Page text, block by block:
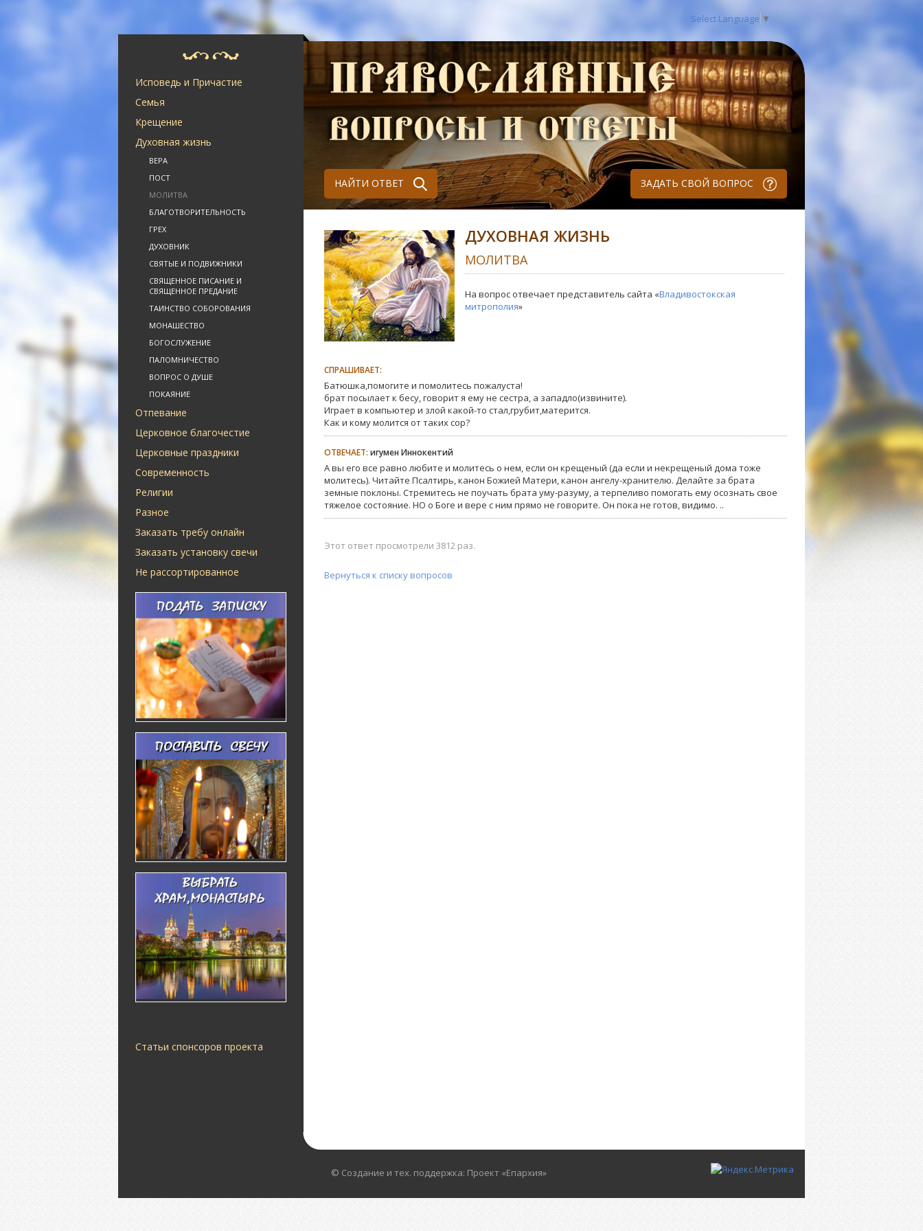
Select Language ▼
Исповедь и Причастие
Семья
Крещение
Духовная жизнь
ВЕРА
ПОСТ
МОЛИТВА
БЛАГОТВОРИТЕЛЬНОСТЬ
ГРЕХ
ДУХОВНИК
СВЯТЫЕ И ПОДВИЖНИКИ
СВЯЩЕННОЕ ПИСАНИЕ И
СВЯЩЕННОЕ ПРЕДАНИЕ
ТАИНСТВО СОБОРОВАНИЯ
МОНАШЕСТВО
БОГОСЛУЖЕНИЕ
ПАЛОМНИЧЕСТВО
ВОПРОС О ДУШЕ
ПОКАЯНИЕ
Отпевание
Церковное благочестие
Церковные праздники
Современность
Религии
Разное
Заказать требу онлайн
Заказать установку свечи
Не рассортированное
Статьи спонсоров проекта
НАЙТИ ОТВЕТ ЗАДАТЬ СВОЙ ВОПРОС
ДУХОВНАЯ ЖИЗНЬ
МОЛИТВА
На вопрос отвечает представитель сайта «Владивостокская
митрополия»
СПРАШИВАЕТ:
Батюшка,помогите и помолитесь пожалуста!
брат посылает к бесу, говорит я ему не сестра, а западло(извините).
Играет в компьютер и злой какой-то стал,грубит,матерится.
Как и кому молится от таких сор?
ОТВЕЧАЕТ: игумен Иннокентий
А вы его все равно любите и молитесь о нем, если он крещеный (да если и некрещеный дома тоже
молитесь). Читайте Псалтирь, канон Божией Матери, канон ангелу-хранителю. Делайте за брата
земные поклоны. Стремитесь не поучать брата уму-разуму, а терпеливо помогать ему осознать свое
тяжелое состояние. НО о Боге и вере с ним прямо не говорите. Он пока не готов, видимо. ..
Этот ответ просмотрели 3812 раз.
Вернуться к списку вопросов
© Создание и тех. поддержка: Проект «Епархия»